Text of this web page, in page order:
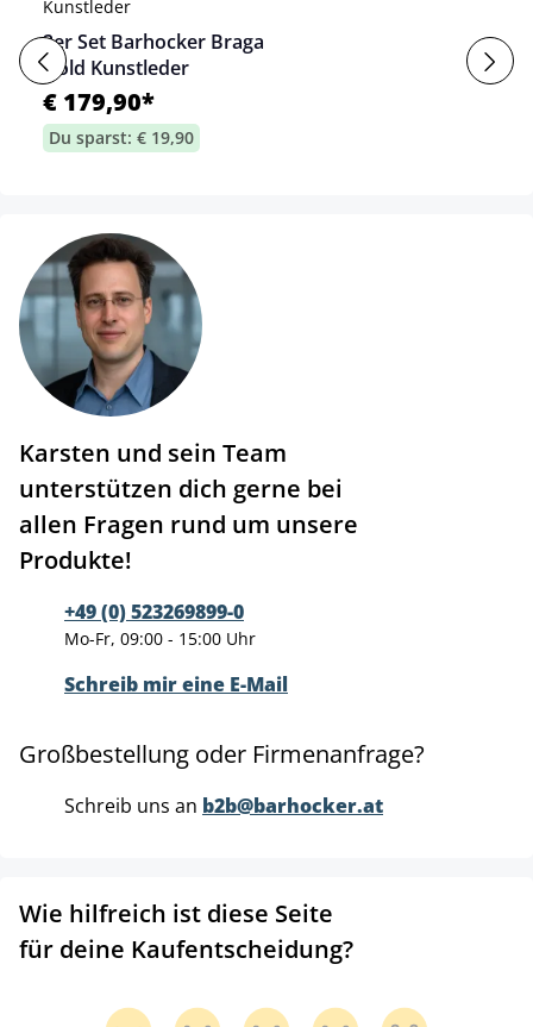
2er Set Barhocker Braga
Gold Kunstleder
€ 179,90*
Du sparst: € 19,90
Karsten und sein Team
unterstützen dich gerne bei
allen Fragen rund um unsere
Produkte!
+49 (0) 523269899-0
Mo-Fr, 09:00 - 15:00 Uhr
Schreib mir eine E-Mail
Großbestellung oder Firmenanfrage?
Schreib uns an b2b@barhocker.at
Wie hilfreich ist diese Seite
für deine Kaufentscheidung?